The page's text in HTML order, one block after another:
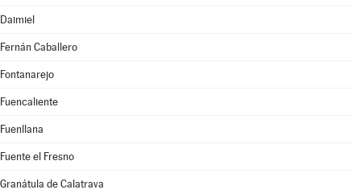
Daimiel
Fernán Caballero
Fontanarejo
Fuencaliente
Fuenllana
Fuente el Fresno
Granátula de Calatrava